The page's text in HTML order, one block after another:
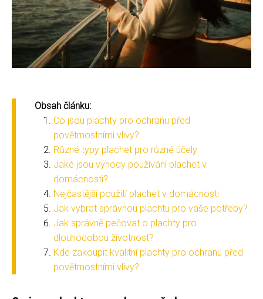
Obsah článku:
Co jsou plachty pro ochranu před
povětrnostními vlivy?
Různé typy plachet pro různé účely
Jaké jsou výhody používání plachet v
domácnosti?
Nejčastější použití plachet v domácnosti
Jak vybrat správnou plachtu pro vaše potřeby?
Jak správně pečovat o plachty pro
dlouhodobou životnost?
Kde zakoupit kvalitní plachty pro ochranu před
povětrnostními vlivy?